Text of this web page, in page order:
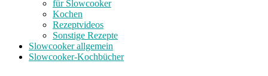
für Slowcooker
Kochen
Rezeptvideos
Sonstige Rezepte
Slowcooker allgemein
Slowcooker-Kochbücher